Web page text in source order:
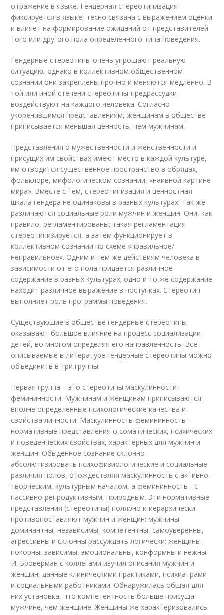
отражение в языке. Гендерная стереотипизация
фиксируется в языке, тесно связана с выражением оценки
и влияет на формирование ожиданий от представителей
того или другого пола определенного типа поведения.
Гендерные стереотипы очень упрощают реальную
ситуацию, однако в коллективном общественном
сознании они закреплены прочно и меняются медленно. В
той или иной степени стереотипы-предрассудки
воздействуют на каждого человека. Согласно
укоренившимся представлениям, женщинам в обществе
приписывается меньшая ценность, чем мужчинам.
Представления о мужественности и женственности и
присущих им свойствах имеют место в каждой культуре,
им отводится существенное пространство в обрядах,
фольклоре, мифологическом сознании, «наивной картине
мира». Вместе с тем, стереотипизация и ценностная
шкала гендера не одинаковы в разных культурах. Так же
различаются социальные роли мужчин и женщин. Они, как
правило, регламентированы; такая регламентация
стереотипизируется, а затем функционирует в
коллективном сознании по схеме «правильное/
неправильное». Одним и тем же действиям человека в
зависимости от его пола придается различное
содержание в разных культурах; одно и то же содержание
находит различное выражение в поступках. Стереотип
выполняет роль программы поведения.
Существующие в обществе гендерные стереотипы
оказывают большое влияние на процесс социализации
детей, во многом определяя его направленность. Все
описываемые в литературе гендерные стереотипы можно
объединить в три группы.
Первая группа – это стереотипы маскулинности-
фемининности. Мужчинам и женщинам приписываются
вполне определенные психологические качества и
свойства личности. Маскулинность-фемининность –
нормативные представления о соматических, психических
и поведенческих свойствах, характерных для мужчин и
женщин. Обыденное сознание склонно
абсолютизировать психофизиологические и социальные
различия полов, отождествляя маскулинность с активно-
творческим, культурным началом, а фемининность - с
пассивно-репродуктивным, природным. Эти нормативные
представления (стереотипы) полярно и иерархически
противопоставляют мужчин и женщин: мужчины
доминантны, независимы, компетентны, самоуверенны,
агрессивны и склонны рассуждать логически; женщины
покорны, зависимы, эмоциональны, конформны и нежны.
И. Броверман с коллегами изучил описания мужчин и
женщин, данные клиническими практиками, психиатрами
и социальными работниками. Обнаружилась общая для
них установка, что компетентность больше присуща
мужчине, чем женщине. Женщины же характеризовались